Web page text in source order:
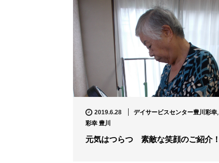
2019.6.28 デイサービスセンター豊川彩幸,
彩幸 豊川
元気はつらつ 素敵な笑顔のご紹介！